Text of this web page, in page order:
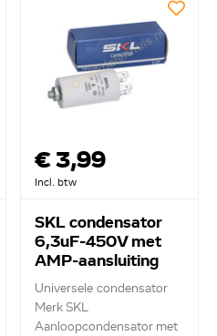
€ 3,99
Incl. btw
SKL condensator
6,3uF-450V met
AMP-aansluiting
Universele condensator
Merk SKL
Aanloopcondensator met